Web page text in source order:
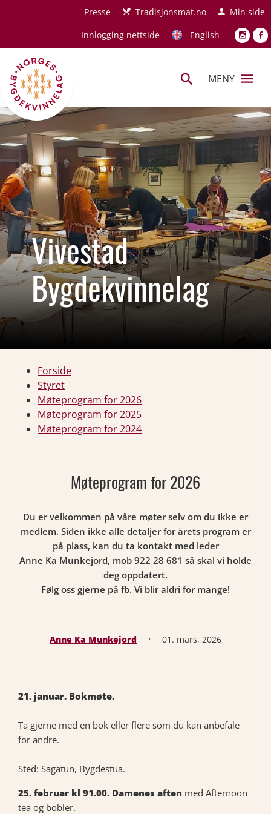
Hopp til hovedinnholdPresse Tradisjonsmat.no
Min side
Innlogging nettside
English
MENY
Vivestad
Bygdekvinnelag
Forside
Styret
Møteprogram for 2026
Møteprogram for 2025
Møteprogram for 2024
Møteprogram for 2026
Du er velkommen på våre møter selv om du ikke er
medlem. Siden ikke alle detaljer for årets program er
på plass, kan du ta kontakt med leder
Anne Ka Munkejord, mob 922 28 681 så skal vi holde
deg oppdatert.
Følg oss gjerne på fb. Vi blir aldri for mange!
Anne Ka Munkejord · 01. mars, 2026
21. januar. Bokmøte.
Ta gjerne med en bok eller flere som du kan anbefale
for andre.
Sted: Sagatun, Bygdestua.
25. februar kl 91.00. Damenes aften med Afternoon
tea og bobler.